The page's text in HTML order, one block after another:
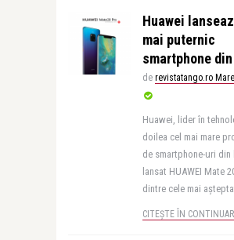
Huawei
mai puternic
smartphone
de revistatango.ro
Huawei, lider în
doilea cel mai mare
de smartphone-uri din
lansat HUAWEI Mate
dintre cele mai
CITEȘTE ÎN